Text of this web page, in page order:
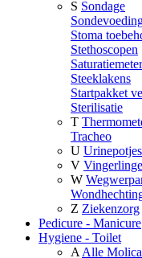
S Sondage
Stoma
Stethoscopen
Steeklakens
Startpakket
Sterilisatie
T
Tracheo
U Urinepotjes
V
W
Z Ziekenzorg
Pedicure - Manicure
Hygiene - Toilet
A Alle